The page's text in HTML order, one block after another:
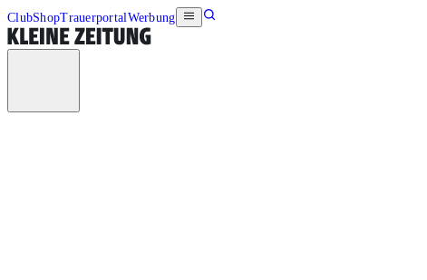
ClubShopTrauerportalWerbung